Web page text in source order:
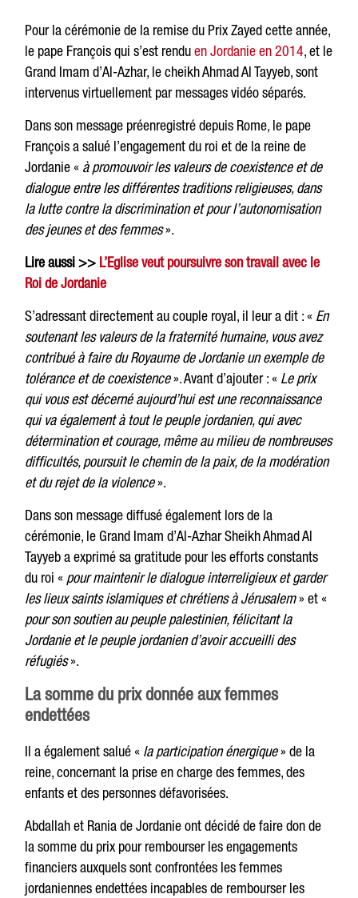
Pour la cérémonie de la remise du Prix Zayed cette année,
le pape François qui s’est renduen Jordanie en 2014, et le
Grand Imam d’Al-Azhar, le cheikh Ahmad Al Tayyeb, sont
intervenus virtuellement par messages vidéo séparés.
Dans son message préenregistré depuis Rome, le pape
François a salué l’engagement du roi et de la reine de
Jordanie « à promouvoir les valeurs de coexistence et de
dialogue entre les différentes traditions religieuses, dans
la lutte contre la discrimination et pour l’autonomisation
des jeunes et des femmes».
Lire aussi >> L’Eglise veut poursuivre son travail avec le
Roi de Jordanie
S’adressant directement au couple royal, il leur a dit : « En
soutenant les valeurs de la fraternité humaine, vous avez
contribué à faire du Royaume de Jordanie un exemple de
tolérance et de coexistence». Avant d’ajouter : « Le prix
qui vous est décerné aujourd’hui est une reconnaissance
qui va également à tout le peuple jordanien, qui avec
détermination et courage, même au milieu de nombreuses
difficultés, poursuit le chemin de la paix, de la modération
et du rejet de la violence».
Dans son message diffusé également lors de la
cérémonie, le Grand Imam d’Al-Azhar Sheikh Ahmad Al
Tayyeb a exprimé sa gratitude pour les efforts constants
du roi « pour maintenir le dialogue interreligieux et garder
les lieux saints islamiques et chrétiens à Jérusalem» et «
pour son soutien au peuple palestinien, félicitant la
Jordanie et le peuple jordanien d’avoir accueilli des
réfugiés».
La somme du prix donnée aux femmes
endettées
Il a également salué « la participation énergique» de la
reine, concernant la prise en charge des femmes, des
enfants et des personnes défavorisées.
Abdallah et Rania de Jordanie ont décidé de faire don de
la somme du prix pour rembourser les engagements
financiers auxquels sont confrontées les femmes
jordaniennes endettées incapables de rembourser les